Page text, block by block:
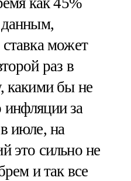
может
раз в
какими бы не
за
июле, на
это сильно не
и так все